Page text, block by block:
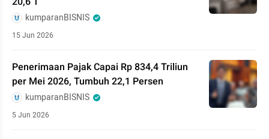
kumparanBISNIS
15 Jun 2026
Penerimaan Pajak Capai Rp 834,4 Triliun
per Mei 2026, Tumbuh 22,1 Persen
kumparanBISNIS
5 Jun 2026